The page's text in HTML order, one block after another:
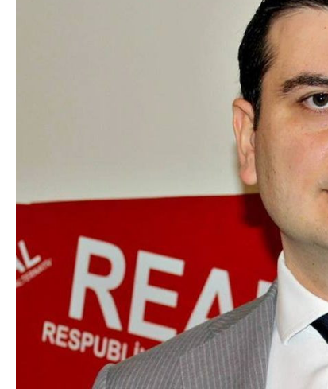
Elm və təhsil
Diaspor
Yüksəliş hekayəsi
Mədəniyyətimizin Zəfəri
Zəfər Diasporu
Ailə və uşaq
Turizm
İqtisadi xəbərlər
Forumunun